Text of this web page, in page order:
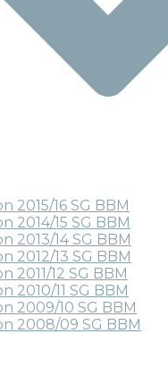
2015/16 SG BBM
2014/15 SG BBM
2013/14 SG BBM
2012/13 SG BBM
2011/12 SG BBM
2010/11 SG BBM
2009/10 SG BBM
2008/09 SG BBM